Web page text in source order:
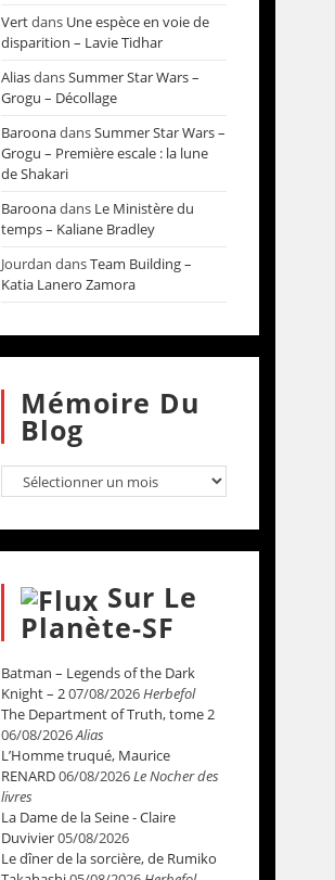
Vertdans Une espèce en voie de
disparition – Lavie Tidhar
AliasdansSummer Star Wars –
Grogu – Décollage
BaroonadansSummer Star Wars –
Grogu – Première escale : la lune
de Shakari
Baroonadans Le Ministère du
temps – Kaliane Bradley
Jourdan dansTeam Building –
Katia Lanero Zamora
Mémoire Du
Blog
Sur Le
Planète-SF
Batman – Legends of the Dark
Knight – 207/08/2026Herbefol
The Department of Truth, tome 2
06/08/2026Alias
L’Homme truqué, Maurice
RENARD06/08/2026Le Nocher des
livres
La Dame de la Seine - Claire
Duvivier05/08/2026
Le dîner de la sorcière, de Rumiko